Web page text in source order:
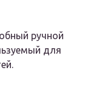
ручной
для